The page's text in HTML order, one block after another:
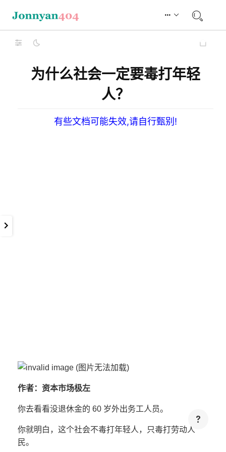
为什么社会一定要毒打年轻
人？
有些文档可能失效,请自行甄别!
作者：资本市场极左
你去看看没退休金的 60 岁外出务工人员。
你就明白，这个社会不毒打年轻人，只毒打劳动人
民。